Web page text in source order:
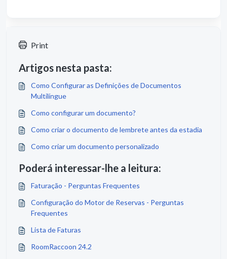
Print
Artigos nesta pasta:
Como Configurar as Definições de Documentos
Multilíngue
Como configurar um documento?
Como criar o documento de lembrete antes da estadia
Como criar um documento personalizado
Poderá interessar-lhe a leitura:
Faturação - Perguntas Frequentes
Configuração do Motor de Reservas - Perguntas
Frequentes
Lista de Faturas
RoomRaccoon 24.2